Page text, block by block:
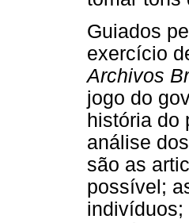
Guiados
exercício
Archivos
jogo do
história do
análise
são as
possível;
indivíduos;